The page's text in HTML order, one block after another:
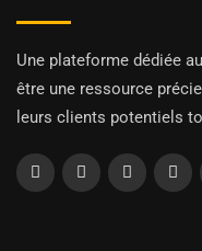
Une plateforme dédiée
être une ressource
leurs clients potentiels